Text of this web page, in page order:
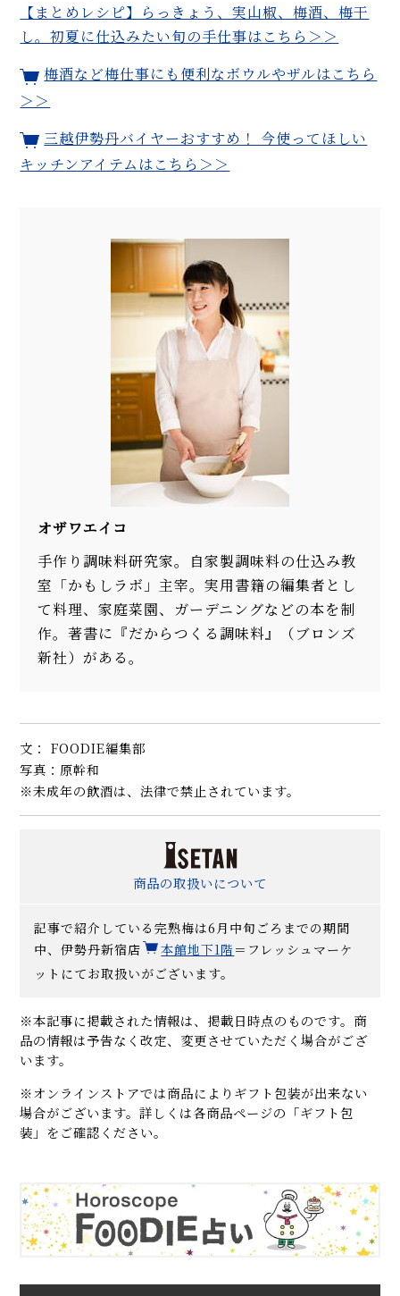
【まとめレシピ】らっきょう、実山椒、梅酒、梅干
し。初夏に仕込みたい旬の手仕事はこちら＞＞
梅酒など梅仕事にも便利なボウルやザルはこちら
＞＞
三越伊勢丹バイヤーおすすめ！ 今使ってほしい
キッチンアイテムはこちら＞＞
オザワエイコ
手作り調味料研究家。自家製調味料の仕込み教
室「かもしラボ」主宰。実用書籍の編集者とし
て料理、家庭菜園、ガーデニングなどの本を制
作。著書に『だからつくる調味料』（ブロンズ
新社）がある。
文： FOODIE編集部
写真：原幹和
※未成年の飲酒は、法律で禁止されています。
商品の取扱いについて
記事で紹介している完熟梅は6月中旬ごろまでの期間
中、伊勢丹新宿店
本館地下1階 ＝フレッシュマーケ
ットにてお取扱いがございます。
※本記事に掲載された情報は、掲載日時点のものです。商
品の情報は予告なく改定、変更させていただく場合がござ
います。
※オンラインストアでは商品によりギフト包装が出来ない
場合がございます。詳しくは各商品ページの「ギフト包
装」をご確認ください。